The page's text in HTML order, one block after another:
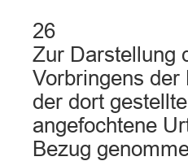
26
Zur Darstellung
Vorbringens
der dort
angefochtene
Bezug